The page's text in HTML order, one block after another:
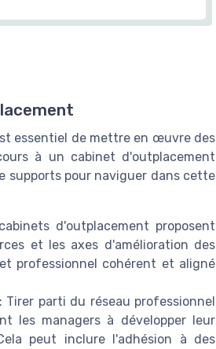
essentiel de mettre en œuvre des
à un cabinet d'outplacement
supports pour naviguer dans cette
d'outplacement proposent
et les axes d'amélioration des
professionnel cohérent et aligné
: Tirer parti du réseau professionnel
les managers à développer leur
peut inclure l'adhésion à des